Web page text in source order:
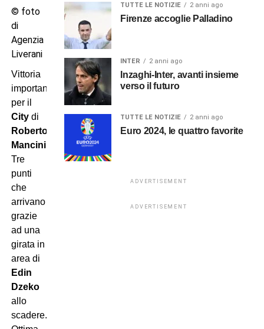
© foto
di
Agenzia
Liverani
Vittoria
importantissima
per il
Citydi
Roberto
Mancini.
Tre
punti
che
arrivano
grazie
ad una
girata in
area di
Edin
Dzeko
allo
scadere.
TUTTE LE NOTIZIE 2 anni ago
Firenze accoglie Palladino
INTER 2 anni ago
Inzaghi-Inter, avanti insieme
verso il futuro
TUTTE LE NOTIZIE 2 anni ago
Euro 2024, le quattro favorite
ADVERTISEMENT
ADVERTISEMENT